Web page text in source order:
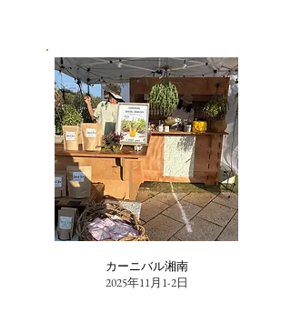
カーニバル湘南
2025年11月1-2日